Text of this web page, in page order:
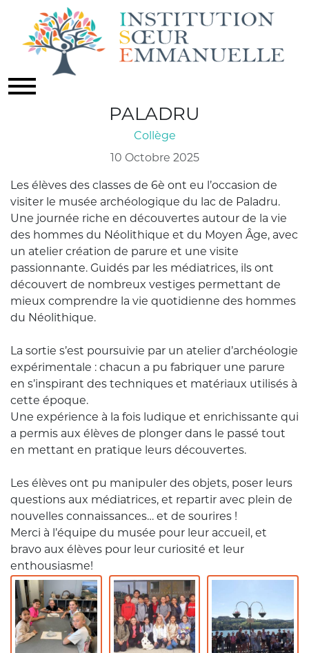
SORTIE AU MUSÉE
ARCHÉOLOGIQUE DU LAC DE
PALADRU
Collège
10 Octobre 2025
Les élèves des classes de 6è ont eu l’occasion de
visiter le musée archéologique du lac de Paladru.
Une journée riche en découvertes autour de la vie
des hommes du Néolithique et du Moyen Âge, avec
un atelier création de parure et une visite
passionnante. Guidés par les médiatrices, ils ont
découvert de nombreux vestiges permettant de
mieux comprendre la vie quotidienne des hommes
du Néolithique.
La sortie s’est poursuivie par un atelier d’archéologie
expérimentale : chacun a pu fabriquer une parure
en s’inspirant des techniques et matériaux utilisés à
cette époque.
Une expérience à la fois ludique et enrichissante qui
a permis aux élèves de plonger dans le passé tout
en mettant en pratique leurs découvertes.
Les élèves ont pu manipuler des objets, poser leurs
questions aux médiatrices, et repartir avec plein de
nouvelles connaissances… et de sourires !
Merci à l’équipe du musée pour leur accueil, et
bravo aux élèves pour leur curiosité et leur
enthousiasme!